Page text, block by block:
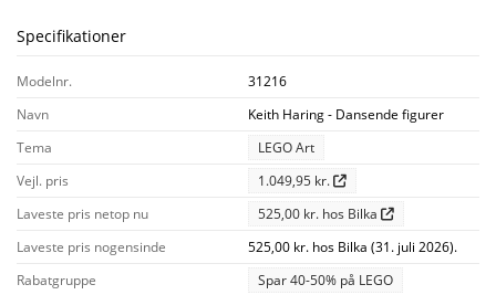
Specifikationer
Modelnr.
31216
Navn
Keith Haring - Dansende figurer
Tema
LEGO Art
Vejl. pris
1.049,95 kr.
Laveste pris netop nu
525,00 kr. hos Bilka
Laveste pris nogensinde
525,00 kr. hos Bilka (31. juli 2026).
Rabatgruppe
Spar 40-50% på LEGO